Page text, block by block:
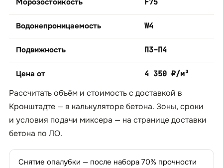
Морозостойкость F75
Водонепроницаемость W4
Подвижность П3–П4
Цена от 4 350 ₽/м³
Рассчитать объём и стоимость с доставкой в
Кронштадте — в калькуляторе бетона. Зоны, сроки
и условия подачи миксера — на страницедоставки
бетона по ЛО.
Снятие опалубки — после набора 70% прочности